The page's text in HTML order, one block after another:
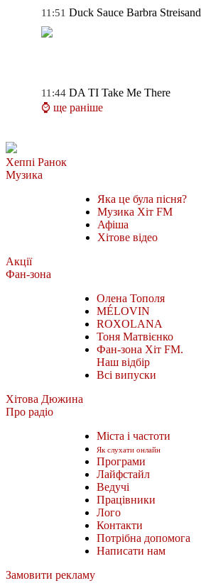
11:51 Duck Sauce Barbra Streisand
11:44 DA TI Take Me There
⌚ ще раніше
Хеппі Ранок
Музика
Яка це була пісня?
Музика Хіт FM
Афіша
Хітове відео
Акції
Фан-зона
Олена Тополя
MÉLOVIN
ROXOLANA
Тоня Матвієнко
Фан-зона Хіт FM.
Наш відбір
Всі випуски
Хітова Дюжина
Про радіо
Міста і частоти
Як слухати онлайн
Програми
Лайфстайл
Ведучі
Працівники
Лого
Контакти
Потрібна допомога
Написати нам
Замовити рекламу